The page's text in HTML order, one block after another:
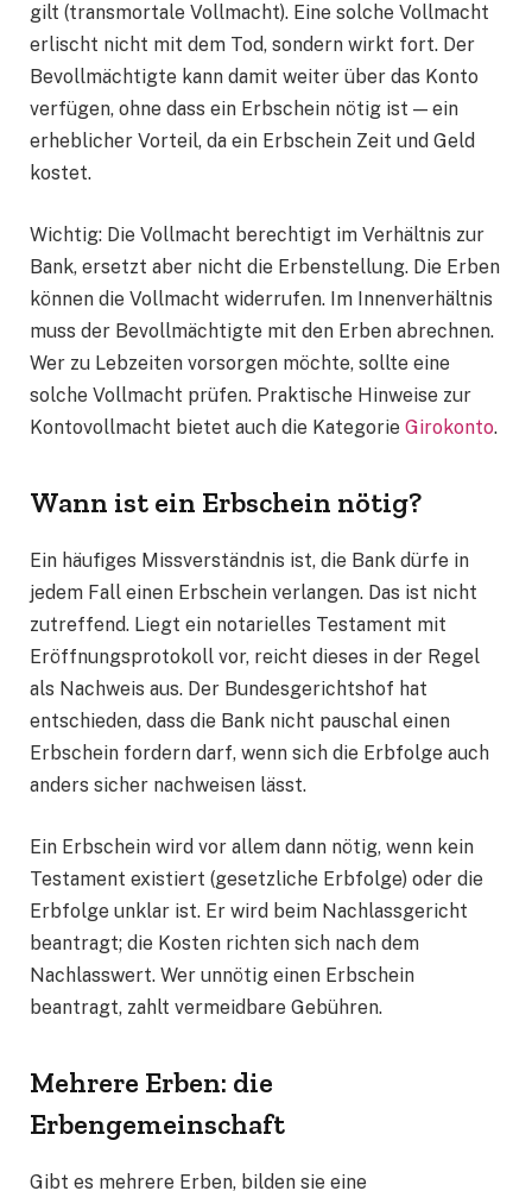
gilt (transmortale Vollmacht). Eine solche Vollmacht
erlischt nicht mit dem Tod, sondern wirkt fort. Der
Bevollmächtigte kann damit weiter über das Konto
verfügen, ohne dass ein Erbschein nötig ist — ein
erheblicher Vorteil, da ein Erbschein Zeit und Geld
kostet.
Wichtig: Die Vollmacht berechtigt im Verhältnis zur
Bank, ersetzt aber nicht die Erbenstellung. Die Erben
können die Vollmacht widerrufen. Im Innenverhältnis
muss der Bevollmächtigte mit den Erben abrechnen.
Wer zu Lebzeiten vorsorgen möchte, sollte eine
solche Vollmacht prüfen. Praktische Hinweise zur
Kontovollmacht bietet auch die Kategorie Girokonto.
Wann ist ein Erbschein nötig?
Ein häufiges Missverständnis ist, die Bank dürfe in
jedem Fall einen Erbschein verlangen. Das ist nicht
zutreffend. Liegt ein notarielles Testament mit
Eröffnungsprotokoll vor, reicht dieses in der Regel
als Nachweis aus. Der Bundesgerichtshof hat
entschieden, dass die Bank nicht pauschal einen
Erbschein fordern darf, wenn sich die Erbfolge auch
anders sicher nachweisen lässt.
Ein Erbschein wird vor allem dann nötig, wenn kein
Testament existiert (gesetzliche Erbfolge) oder die
Erbfolge unklar ist. Er wird beim Nachlassgericht
beantragt; die Kosten richten sich nach dem
Nachlasswert. Wer unnötig einen Erbschein
beantragt, zahlt vermeidbare Gebühren.
Mehrere Erben: die
Erbengemeinschaft
Gibt es mehrere Erben, bilden sie eine